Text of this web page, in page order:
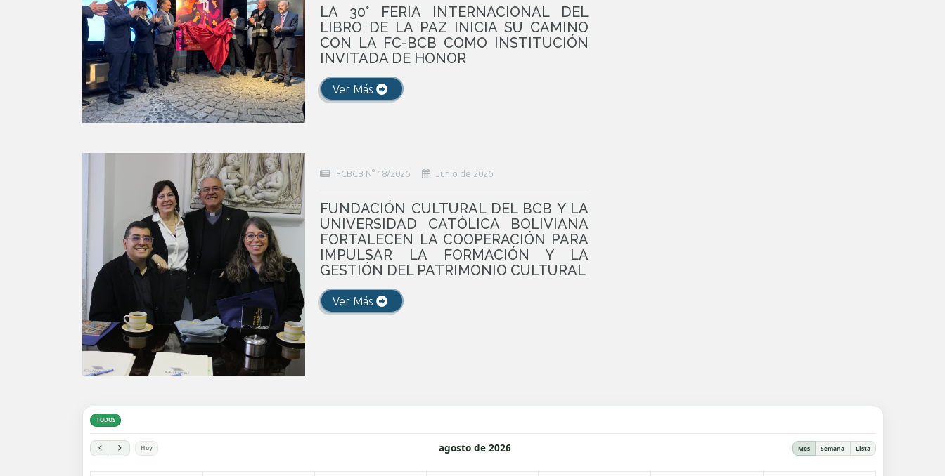
LA 30° FERIA INTERNACIONAL DEL
LIBRO DE LA PAZ INICIA SU CAMINO
CON LA FC-BCB COMO INSTITUCIÓN
INVITADA DE HONOR
Ver Más
FCBCB N° 18/2026 Junio de 2026
FUNDACIÓN CULTURAL DEL BCB Y LA
UNIVERSIDAD CATÓLICA BOLIVIANA
FORTALECEN LA COOPERACIÓN PARA
IMPULSAR LA FORMACIÓN Y LA
GESTIÓN DEL PATRIMONIO CULTURAL
Ver Más